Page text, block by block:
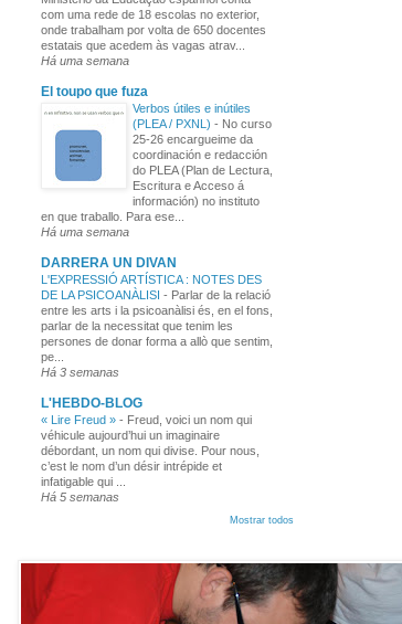
com uma rede de 18 escolas no exterior,
onde trabalham por volta de 650 docentes
estatais que acedem às vagas atrav...
Há uma semana
El toupo que fuza
Verbos útiles e inútiles
(PLEA / PXNL) - No curso
25-26 encargueime da
coordinación e redacción
do PLEA (Plan de Lectura,
Escritura e Acceso á
información) no instituto
en que traballo. Para ese...
Há uma semana
DARRERA UN DIVAN
L'EXPRESSIÓ ARTÍSTICA : NOTES DES
DE LA PSICOANÀLISI - Parlar de la relació
entre les arts i la psicoanàlisi és, en el fons,
parlar de la necessitat que tenim les
persones de donar forma a allò que sentim,
pe...
Há 3 semanas
L'HEBDO-BLOG
« Lire Freud » - Freud, voici un nom qui
véhicule aujourd’hui un imaginaire
débordant, un nom qui divise. Pour nous,
c’est le nom d’un désir intrépide et
infatigable qui ...
Há 5 semanas
Mostrar todos